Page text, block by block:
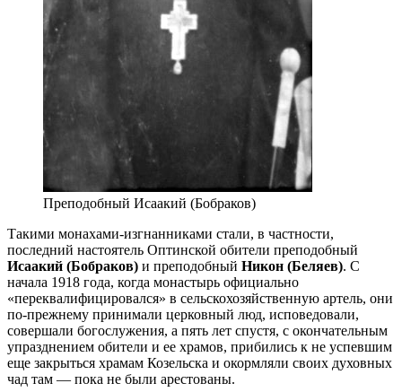
Преподобный Исаакий (Бобраков)
Такими монахами-изгнанниками стали, в частности,
последний настоятель Оптинской обители преподобный
Исаакий (Бобраков) и преподобный Никон (Беляев). С
начала 1918 года, когда монастырь официально
«переквалифицировался» в сельскохозяйственную артель, они
по-прежнему принимали церковный люд, исповедовали,
совершали богослужения, а пять лет спустя, с окончательным
упразднением обители и ее храмов, прибились к не успевшим
еще закрыться храмам Козельска и окормляли своих духовных
чад там — пока не были арестованы.